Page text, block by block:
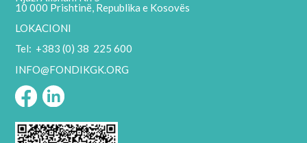
10 000 Prishtinë, Republika e Kosovës
LOKACIONI
Tel: +383 (0) 38 225 600
INFO@FONDIKGK.ORG